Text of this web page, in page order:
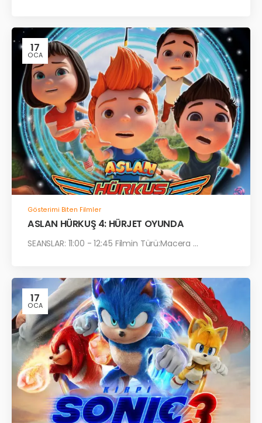
17
OCA
Gösterimi Biten Filmler
ASLAN HÜRKUŞ 4: HÜRJET OYUNDA
SEANSLAR: 11:00 - 12:45 Filmin Türü:Macera ...
17
OCA